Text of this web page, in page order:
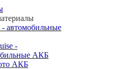
автомобильные
-
АКБ
АКБ